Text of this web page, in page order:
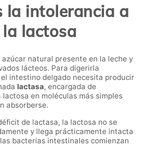
la intolerancia a
la lactosa
natural presente en la leche y
lácteos. Para digerirla
intestino delgado necesita producir
lactasa, encargada de
lactosa en moléculas más simples
absorberse.
de lactasa, la lactosa no se
y llega prácticamente intacta
bacterias intestinales comienzan